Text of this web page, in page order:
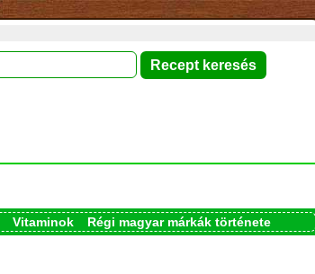
Vitaminok
Régi magyar márkák története